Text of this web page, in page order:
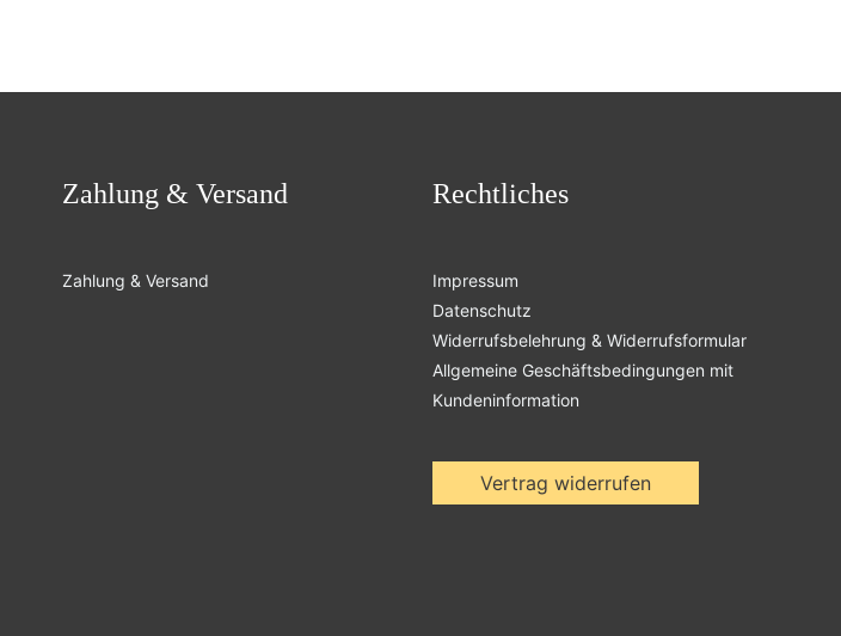
Zahlung & Versand
Zahlung & Versand
Rechtliches
Impressum
Datenschutz
Widerrufsbelehrung & Widerrufsformular
Allgemeine Geschäftsbedingungen mit
Kundeninformation
Vertrag widerrufen